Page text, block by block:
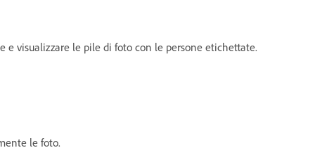
e visualizzare le pile di foto con le persone etichettate.
le foto.